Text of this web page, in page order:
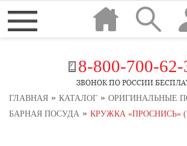
8-800-700-62-
ЗВОНОК ПО РОССИИ
ГЛАВНАЯ » КАТАЛОГ » ОРИГИНАЛЬНЫЕ
БАРНАЯ ПОСУДА » КРУЖКА «ПРОСНИСЬ»